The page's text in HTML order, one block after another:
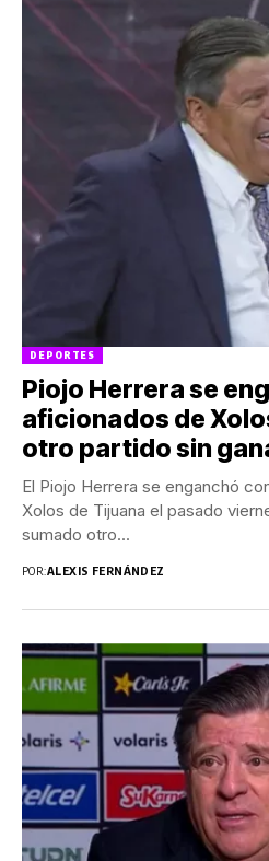
DEPORTES
Piojo Herrera se
aficionados de
otro partido sin
El Piojo Herrera se enganchó
Xolos de Tijuana el pasado
sumado otro...
POR:ALEXIS FERNÁNDEZ